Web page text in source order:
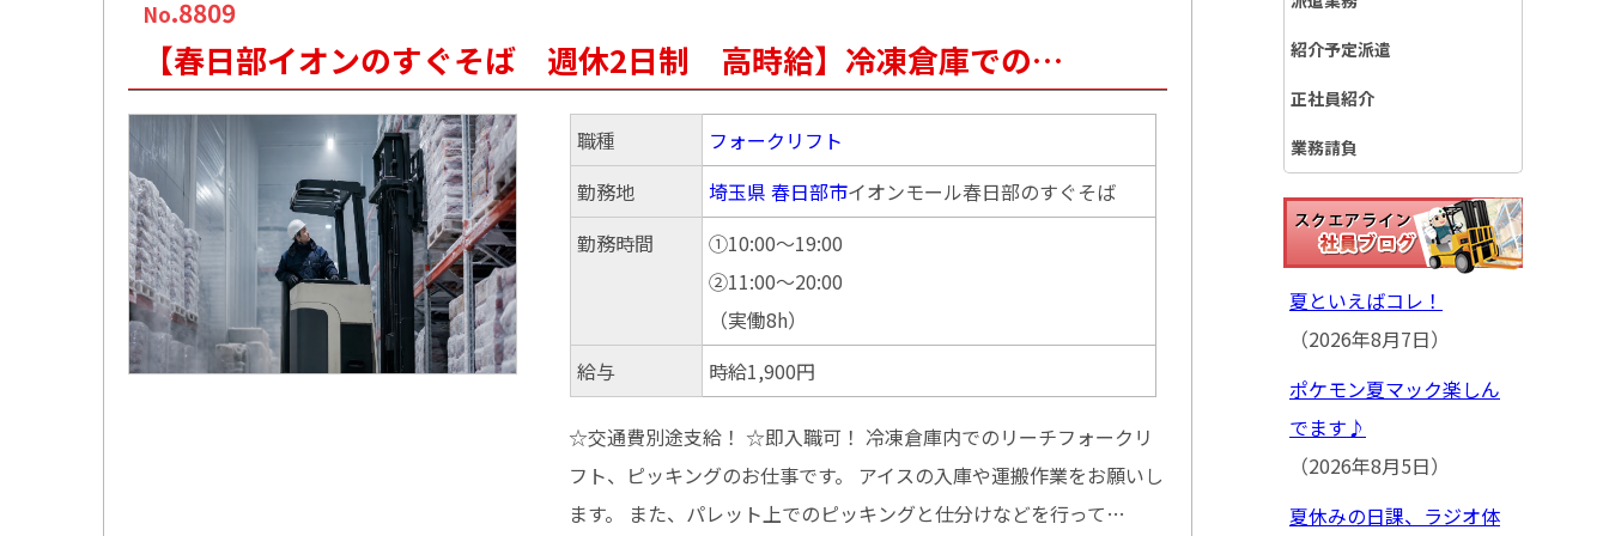
No.8809
【春日部イオンのすぐそば 週休2日制 高時給】冷凍倉庫での…
職種
フォークリフト
勤務地
埼玉県 春日部市イオンモール春日部のすぐそば
勤務時間
①10:00～19:00
②11:00～20:00
（実働8h）
給与
時給1,900円
☆交通費別途支給！ ☆即入職可！ 冷凍倉庫内でのリーチフォークリ
フト、ピッキングのお仕事です。 アイスの入庫や運搬作業をお願いし
ます。 また、パレット上でのピッキングと仕分けなどを行って…
紹介予定派遣
正社員紹介
業務請負
夏といえばコレ！
（2026年8月7日）
ポケモン夏マック楽しん
でます♪
（2026年8月5日）
夏休みの日課、ラジオ体